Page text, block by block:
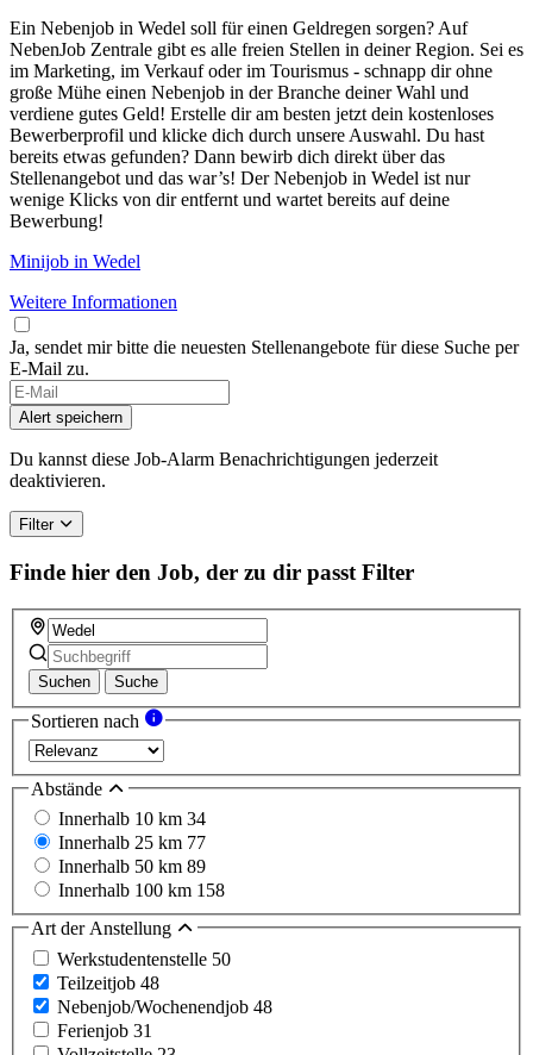
Ein Nebenjob in Wedel soll für einen Geldregen sorgen? Auf
NebenJob Zentrale gibt es alle freien Stellen in deiner Region. Sei es
im Marketing, im Verkauf oder im Tourismus - schnapp dir ohne
große Mühe einen Nebenjob in der Branche deiner Wahl und
verdiene gutes Geld! Erstelle dir am besten jetzt dein kostenloses
Bewerberprofil und klicke dich durch unsere Auswahl. Du hast
bereits etwas gefunden? Dann bewirb dich direkt über das
Stellenangebot und das war’s! Der Nebenjob in Wedel ist nur
wenige Klicks von dir entfernt und wartet bereits auf deine
Bewerbung!
Minijob in Wedel
Weitere Informationen
Ja, sendet mir bitte die neuesten Stellenangebote für diese Suche per
E-Mail zu.
If
you
are
a
human,
this
field
Alert speichern
Du kannst diese Job-Alarm Benachrichtigungen jederzeit
deaktivieren.
Filter
Finde hier den Job, der zu dir passt Filter
Suchen Suche
Sortieren nach
Abstände
Innerhalb 10 km 34
Innerhalb 25 km 77
Innerhalb 50 km 89
Innerhalb 100 km 158
Art der Anstellung
Werkstudentenstelle 50
Teilzeitjob 48
Nebenjob/Wochenendjob 48
Ferienjob 31